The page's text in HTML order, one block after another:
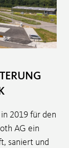
2019 für den
AG ein
saniert und